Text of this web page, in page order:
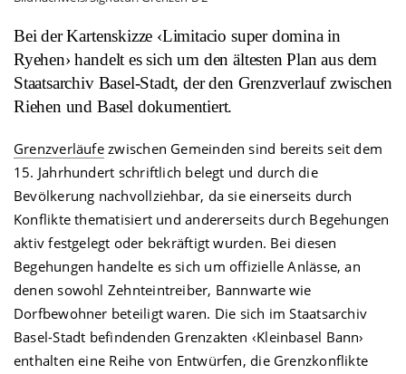
Über Riehen
Bei der Kartenskizze ‹Limitacio super domina in
Ryehen› handelt es sich um den ältesten Plan aus dem
Staatsarchiv Basel-Stadt, der den Grenzverlauf zwischen
Riehen und Basel dokumentiert.
Grenzverläufezwischen Gemeinden sind bereits seit dem
15. Jahrhundert schriftlich belegt und durch die
Bevölkerung nachvollziehbar, da sie einerseits durch
Konflikte thematisiert und andererseits durch Begehungen
aktiv festgelegt oder bekräftigt wurden. Bei diesen
Begehungen handelte es sich um offizielle Anlässe, an
denen sowohl Zehnteintreiber, Bannwarte wie
Dorfbewohner beteiligt waren. Die sich im Staatsarchiv
Basel-Stadt befindenden Grenzakten ‹Kleinbasel Bann›
enthalten eine Reihe von Entwürfen, die Grenzkonflikte